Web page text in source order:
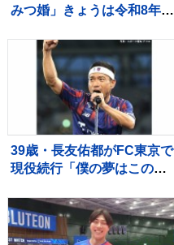
みつ婚」きょうは令和8年8
内の自治体窓口には多くの
カップルが…
39歳・長友佑都がFC東京で
現役続行「僕の夢はこのユ
ャーレを掲げること」サポ
ーターから大歓声浴びる